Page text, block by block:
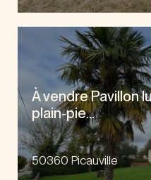
À vendre Pavillon
plain-pie...
50360 Picauville